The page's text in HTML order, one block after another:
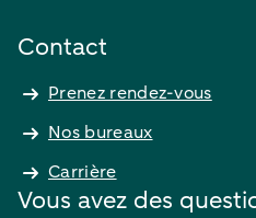
Contact
Prenez rendez-vous
Nos bureaux
Carrière
Vous avez des